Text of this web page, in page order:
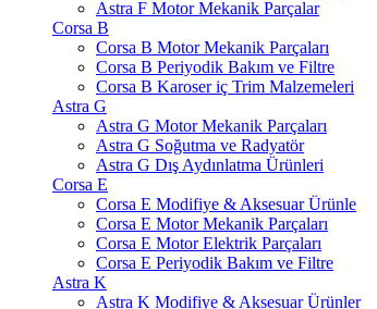
Astra F Motor Mekanik Parçalar
Corsa B
Corsa B Motor Mekanik Parçaları
Corsa B Periyodik Bakım ve Filtre
Corsa B Karoser iç Trim Malzemeleri
Astra G
Astra G Motor Mekanik Parçaları
Astra G Soğutma ve Radyatör
Astra G Dış Aydınlatma Ürünleri
Corsa E
Corsa E Modifiye & Aksesuar Ürünle
Corsa E Motor Mekanik Parçaları
Corsa E Motor Elektrik Parçaları
Corsa E Periyodik Bakım ve Filtre
Astra K
Astra K Modifiye & Aksesuar Ürünler